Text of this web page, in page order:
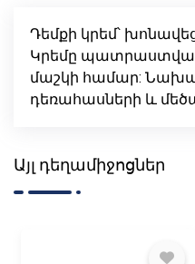
Դեմքի կրեմ՝
Կրեմը պատրաստված
մաշկի համար:
դեռահասների և
Այլ դեղամիջոցներ